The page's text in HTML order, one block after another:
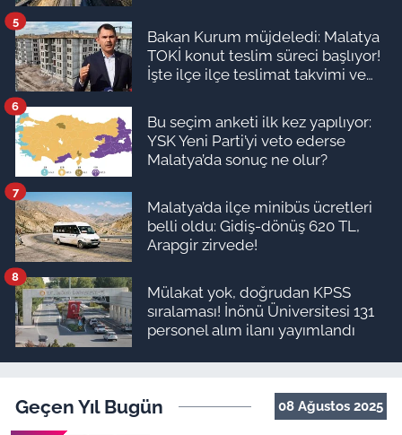
Bakan Kurum müjdeledi: Malatya
TOKİ konut teslim süreci başlıyor!
İşte ilçe ilçe teslimat takvimi ve
5
Bu seçim anketi ilk kez yapılıyor:
YSK Yeni Parti’yi veto ederse
Malatya’da sonuç ne olur?
6
Malatya’da ilçe minibüs ücretleri
belli oldu: Gidiş-dönüş 620 TL,
Arapgir zirvede!
7
Mülakat yok, doğrudan KPSS
sıralaması! İnönü Üniversitesi 131
personel alım ilanı yayımlandı
8
Geçen Yıl Bugün 08 Ağustos 2025